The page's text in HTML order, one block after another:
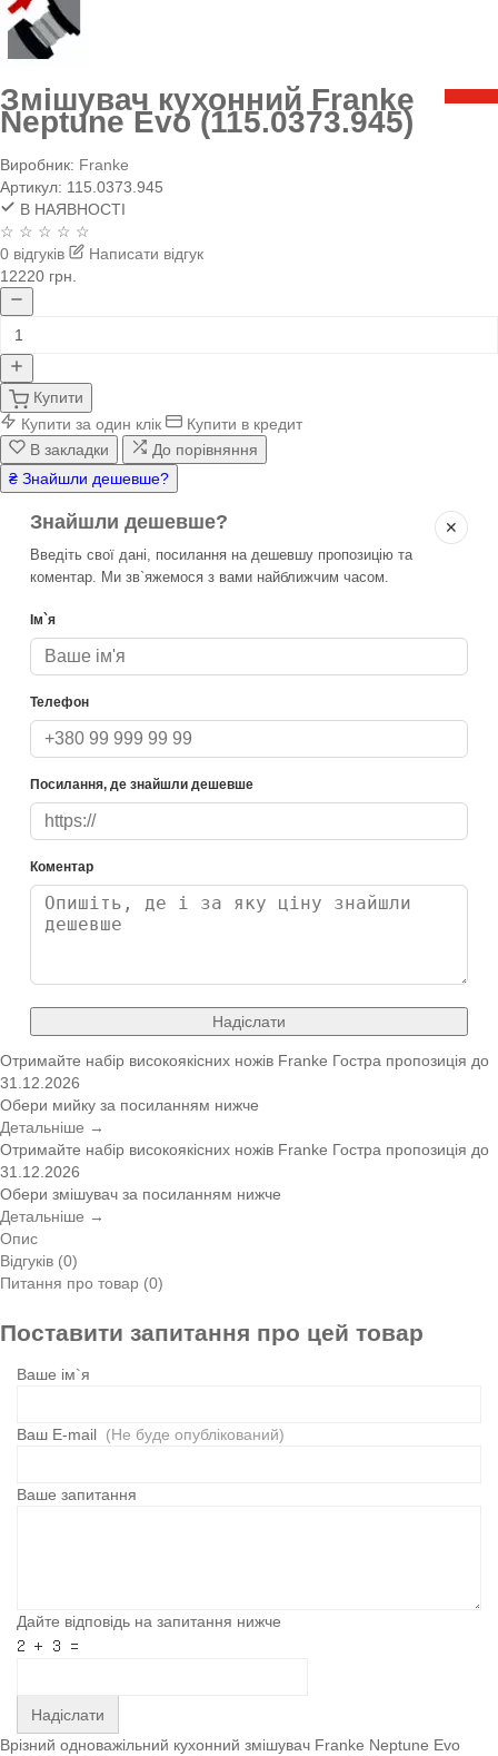
Змішувач кухонний Franke
Neptune Evo (115.0373.945)
Виробник: Franke
Артикул: 115.0373.945
В НАЯВНОСТІ
☆ ☆ ☆ ☆ ☆
0 відгуків
Написати відгук
12220 грн.
Купити
Купити за один клік
Купити в кредит
В закладки
До порівняння
₴ Знайшли дешевше?
✕
Знайшли дешевше?
Введіть свої дані, посилання на дешевшу пропозицію та
коментар. Ми зв`яжемося з вами найближчим часом.
Ім`я
Телефон
Посилання, де знайшли дешевше
Коментар
Надіслати
Отримайте набір високоякісних ножів Franke Гостра пропозиція до
31.12.2026
Обери мийку за посиланням нижче
Детальніше →
Отримайте набір високоякісних ножів Franke Гостра пропозиція до
31.12.2026
Обери змішувач за посиланням нижче
Детальніше →
Опис
Відгуків (0)
Питання про товар (0)
Поставити запитання про цей товар
Ваше ім`я
Ваш E-mail (Не буде опублікований)
Ваше запитання
Дайте відповідь на запитання нижче
Надіслати
Врізний одноважільний кухонний змішувач Franke Neptune Evo